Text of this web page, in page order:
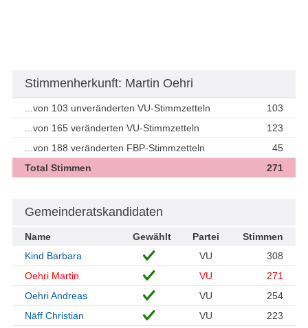
Stimmenherkunft: Martin Oehri
...von 103 unveränderten VU-Stimmzetteln
103
...von 165 veränderten VU-Stimmzetteln
123
...von 188 veränderten FBP-Stimmzetteln
45
Total Stimmen
271
Gemeinderatskandidaten
Name Gewählt Partei
Stimmen
Kind Barbara
VU
308
Oehri Martin
VU
271
Oehri Andreas
VU
254
Näff Christian
VU 223